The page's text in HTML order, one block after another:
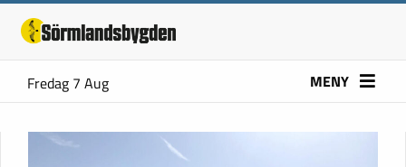
Fredag 7 Aug MENY